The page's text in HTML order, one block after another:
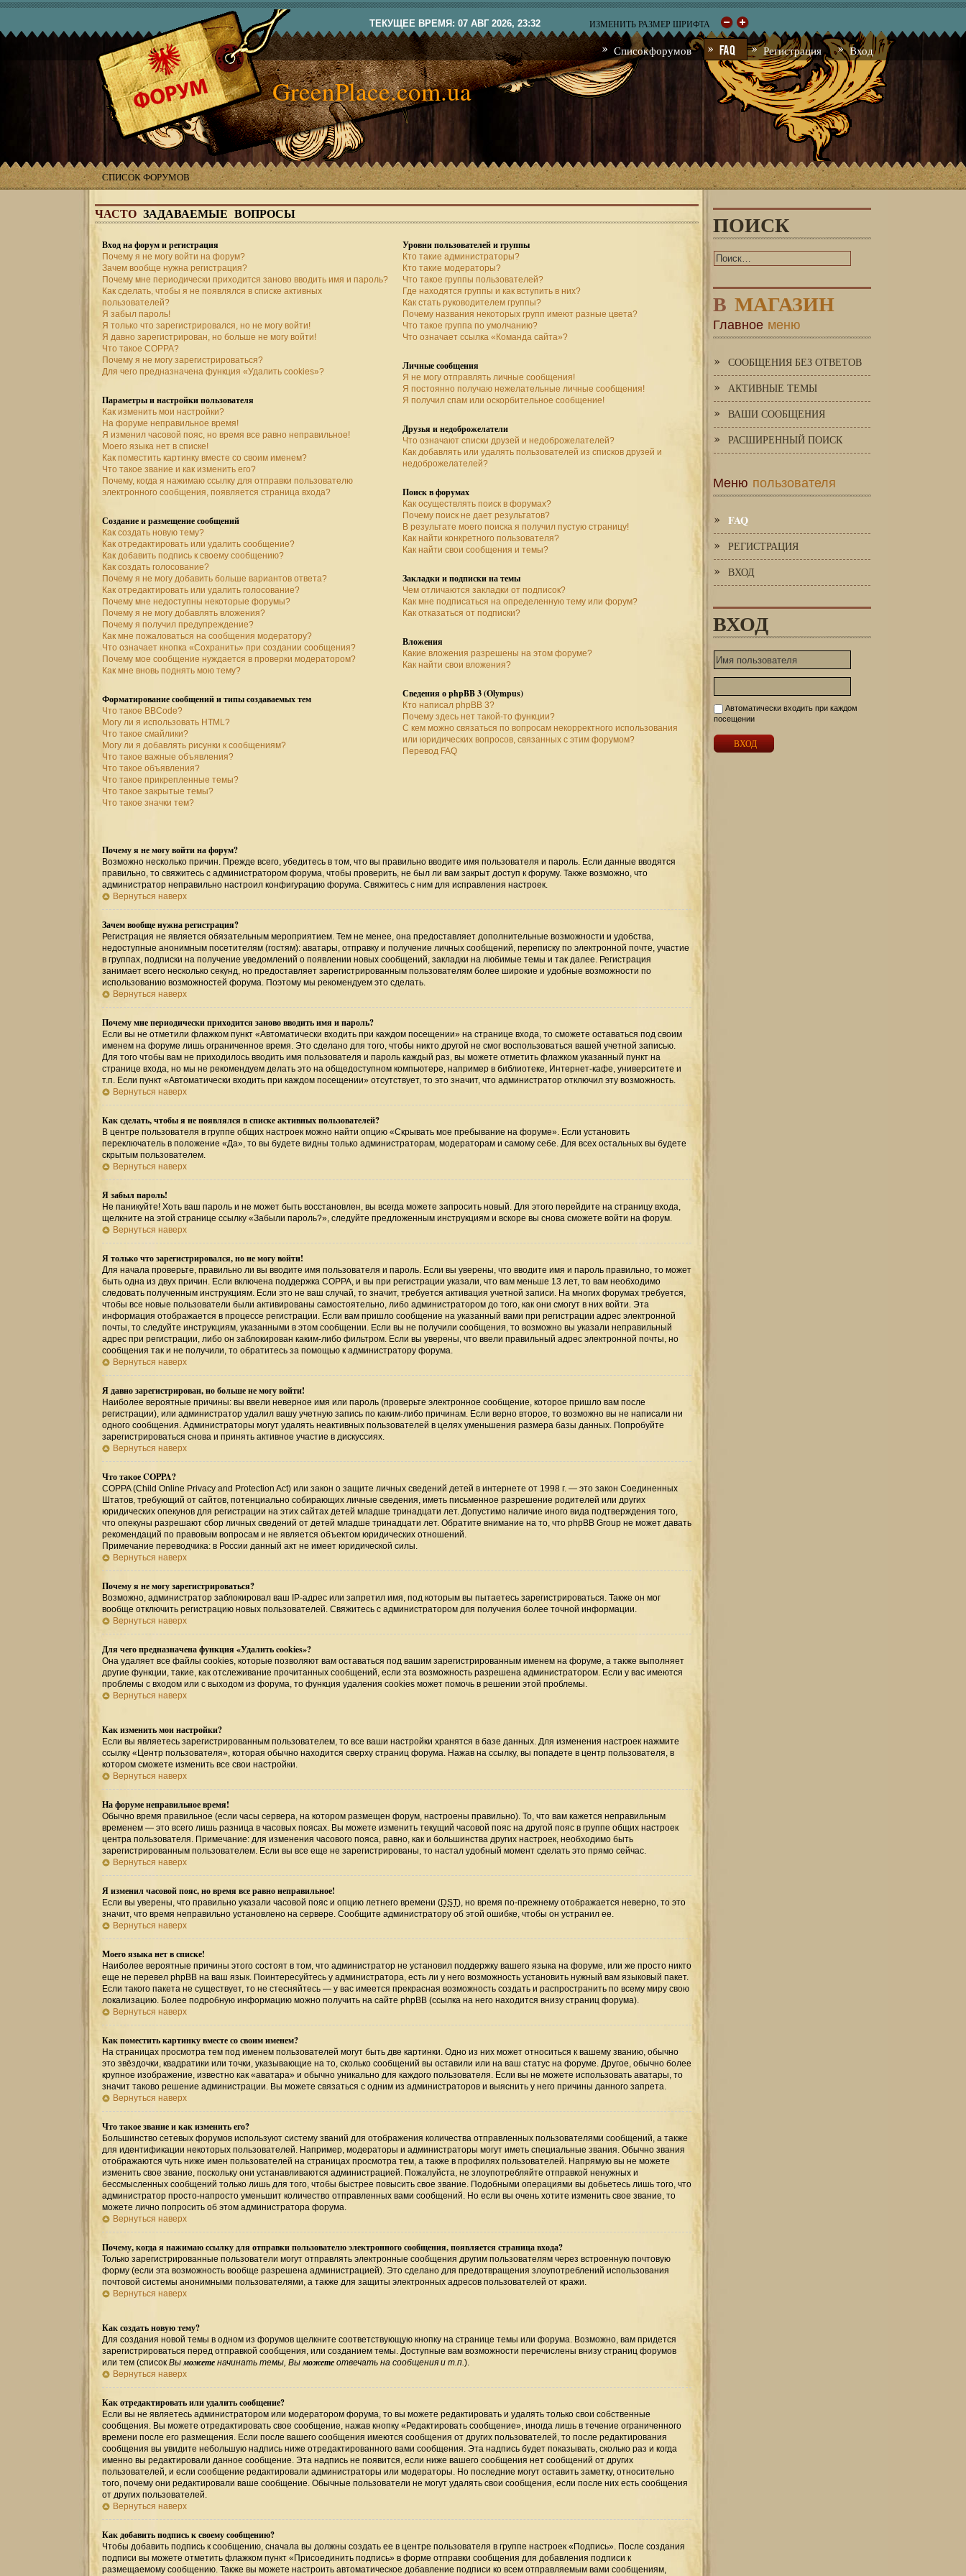
ТЕКУЩЕЕ ВРЕМЯ: 07 АВГ 2026, 23:32 ИЗМЕНИТЬ РАЗМЕР ШРИФТА
Список форумов FAQ Регистрация Вход
GreenPlace.com.ua
СПИСОК ФОРУМОВ
ЧАСТО ЗАДАВАЕМЫЕ ВОПРОСЫ
Вход на форум и регистрация
Почему я не могу войти на форум?
Зачем вообще нужна регистрация?
Почему мне периодически приходится заново вводить имя и пароль?
Как сделать, чтобы я не появлялся в списке активных
пользователей?
Я забыл пароль!
Я только что зарегистрировался, но не могу войти!
Я давно зарегистрирован, но больше не могу войти!
Что такое COPPA?
Почему я не могу зарегистрироваться?
Для чего предназначена функция «Удалить cookies»?
Параметры и настройки пользователя
Как изменить мои настройки?
На форуме неправильное время!
Я изменил часовой пояс, но время все равно неправильное!
Моего языка нет в списке!
Как поместить картинку вместе со своим именем?
Что такое звание и как изменить его?
Почему, когда я нажимаю ссылку для отправки пользователю
электронного сообщения, появляется страница входа?
Создание и размещение сообщений
Как создать новую тему?
Как отредактировать или удалить сообщение?
Как добавить подпись к своему сообщению?
Как создать голосование?
Почему я не могу добавить больше вариантов ответа?
Как отредактировать или удалить голосование?
Почему мне недоступны некоторые форумы?
Почему я не могу добавлять вложения?
Почему я получил предупреждение?
Как мне пожаловаться на сообщения модератору?
Что означает кнопка «Сохранить» при создании сообщения?
Почему мое сообщение нуждается в проверки модератором?
Как мне вновь поднять мою тему?
Форматирование сообщений и типы создаваемых тем
Что такое BBCode?
Могу ли я использовать HTML?
Что такое смайлики?
Могу ли я добавлять рисунки к сообщениям?
Что такое важные объявления?
Что такое объявления?
Что такое прикрепленные темы?
Что такое закрытые темы?
Что такое значки тем?
Уровни пользователей и группы
Кто такие администраторы?
Кто такие модераторы?
Что такое группы пользователей?
Где находятся группы и как вступить в них?
Как стать руководителем группы?
Почему названия некоторых групп имеют разные цвета?
Что такое группа по умолчанию?
Что означает ссылка «Команда сайта»?
Личные сообщения
Я не могу отправлять личные сообщения!
Я постоянно получаю нежелательные личные сообщения!
Я получил спам или оскорбительное сообщение!
Друзья и недоброжелатели
Что означают списки друзей и недоброжелателей?
Как добавлять или удалять пользователей из списков друзей и
недоброжелателей?
Поиск в форумах
Как осуществлять поиск в форумах?
Почему поиск не дает результатов?
В результате моего поиска я получил пустую страницу!
Как найти конкретного пользователя?
Как найти свои сообщения и темы?
Закладки и подписки на темы
Чем отличаются закладки от подписок?
Как мне подписаться на определенную тему или форум?
Как отказаться от подписки?
Вложения
Какие вложения разрешены на этом форуме?
Как найти свои вложения?
Сведения о phpBB 3 (Olympus)
Кто написал phpBB 3?
Почему здесь нет такой-то функции?
С кем можно связаться по вопросам некорректного использования
или юридических вопросов, связанных с этим форумом?
Перевод FAQ
Почему я не могу войти на форум?
Возможно несколько причин. Прежде всего, убедитесь в том, что вы правильно вводите имя пользователя и пароль. Если данные вводятся
правильно, то свяжитесь с администратором форума, чтобы проверить, не был ли вам закрыт доступ к форуму. Также возможно, что
администратор неправильно настроил конфигурацию форума. Свяжитесь с ним для исправления настроек.
Вернуться наверх
Зачем вообще нужна регистрация?
Регистрация не является обязательным мероприятием. Тем не менее, она предоставляет дополнительные возможности и удобства,
недоступные анонимным посетителям (гостям): аватары, отправку и получение личных сообщений, переписку по электронной почте, участие
в группах, подписки на получение уведомлений о появлении новых сообщений, закладки на любимые темы и так далее. Регистрация
занимает всего несколько секунд, но предоставляет зарегистрированным пользователям более широкие и удобные возможности по
использованию возможностей форума. Поэтому мы рекомендуем это сделать.
Вернуться наверх
Почему мне периодически приходится заново вводить имя и пароль?
Если вы не отметили флажком пункт «Автоматически входить при каждом посещении» на странице входа, то сможете оставаться под своим
именем на форуме лишь ограниченное время. Это сделано для того, чтобы никто другой не смог воспользоваться вашей учетной записью.
Для того чтобы вам не приходилось вводить имя пользователя и пароль каждый раз, вы можете отметить флажком указанный пункт на
странице входа, но мы не рекомендуем делать это на общедоступном компьютере, например в библиотеке, Интернет-кафе, университете и
т.п. Если пункт «Автоматически входить при каждом посещении» отсутствует, то это значит, что администратор отключил эту возможность.
Вернуться наверх
Как сделать, чтобы я не появлялся в списке активных пользователей?
В центре пользователя в группе общих настроек можно найти опцию «Скрывать мое пребывание на форуме». Если установить
переключатель в положение «Да», то вы будете видны только администраторам, модераторам и самому себе. Для всех остальных вы будете
скрытым пользователем.
Вернуться наверх
Я забыл пароль!
Не паникуйте! Хоть ваш пароль и не может быть восстановлен, вы всегда можете запросить новый. Для этого перейдите на страницу входа,
щелкните на этой странице ссылку «Забыли пароль?», следуйте предложенным инструкциям и вскоре вы снова сможете войти на форум.
Вернуться наверх
Я только что зарегистрировался, но не могу войти!
Для начала проверьте, правильно ли вы вводите имя пользователя и пароль. Если вы уверены, что вводите имя и пароль правильно, то может
быть одна из двух причин. Если включена поддержка COPPA, и вы при регистрации указали, что вам меньше 13 лет, то вам необходимо
следовать полученным инструкциям. Если это не ваш случай, то значит, требуется активация учетной записи. На многих форумах требуется,
чтобы все новые пользователи были активированы самостоятельно, либо администратором до того, как они смогут в них войти. Эта
информация отображается в процессе регистрации. Если вам пришло сообщение на указанный вами при регистрации адрес электронной
почты, то следуйте инструкциям, указанными в этом сообщении. Если вы не получили сообщения, то возможно вы указали неправильный
адрес при регистрации, либо он заблокирован каким-либо фильтром. Если вы уверены, что ввели правильный адрес электронной почты, но
сообщения так и не получили, то обратитесь за помощью к администратору форума.
Вернуться наверх
Я давно зарегистрирован, но больше не могу войти!
Наиболее вероятные причины: вы ввели неверное имя или пароль (проверьте электронное сообщение, которое пришло вам после
регистрации), или администратор удалил вашу учетную запись по каким-либо причинам. Если верно второе, то возможно вы не написали ни
одного сообщения. Администраторы могут удалять неактивных пользователей в целях уменьшения размера базы данных. Попробуйте
зарегистрироваться снова и принять активное участие в дискуссиях.
Вернуться наверх
Что такое COPPA?
COPPA (Child Online Privacy and Protection Act) или закон о защите личных сведений детей в интернете от 1998 г. — это закон Соединенных
Штатов, требующий от сайтов, потенциально собирающих личные сведения, иметь письменное разрешение родителей или других
юридических опекунов для регистрации на этих сайтах детей младше тринадцати лет. Допустимо наличие иного вида подтверждения того,
что опекуны разрешают сбор личных сведений от детей младше тринадцати лет. Обратите внимание на то, что phpBB Group не может давать
рекомендаций по правовым вопросам и не является объектом юридических отношений.
Примечание переводчика: в России данный акт не имеет юридической силы.
Вернуться наверх
Почему я не могу зарегистрироваться?
Возможно, администратор заблокировал ваш IP-адрес или запретил имя, под которым вы пытаетесь зарегистрироваться. Также он мог
вообще отключить регистрацию новых пользователей. Свяжитесь с администратором для получения более точной информации.
Вернуться наверх
Для чего предназначена функция «Удалить cookies»?
Она удаляет все файлы cookies, которые позволяют вам оставаться под вашим зарегистрированным именем на форуме, а также выполняет
другие функции, такие, как отслеживание прочитанных сообщений, если эта возможность разрешена администратором. Если у вас имеются
проблемы с входом или с выходом из форума, то функция удаления cookies может помочь в решении этой проблемы.
Вернуться наверх
Как изменить мои настройки?
Если вы являетесь зарегистрированным пользователем, то все ваши настройки хранятся в базе данных. Для изменения настроек нажмите
ссылку «Центр пользователя», которая обычно находится сверху страниц форума. Нажав на ссылку, вы попадете в центр пользователя, в
котором сможете изменить все свои настройки.
Вернуться наверх
На форуме неправильное время!
Обычно время правильное (если часы сервера, на котором размещен форум, настроены правильно). То, что вам кажется неправильным
временем — это всего лишь разница в часовых поясах. Вы можете изменить текущий часовой пояс на другой пояс в группе общих настроек
центра пользователя. Примечание: для изменения часового пояса, равно, как и большинства других настроек, необходимо быть
зарегистрированным пользователем. Если вы все еще не зарегистрированы, то настал удобный момент сделать это прямо сейчас.
Вернуться наверх
Я изменил часовой пояс, но время все равно неправильное!
Если вы уверены, что правильно указали часовой пояс и опцию летнего времени (DST), но время по-прежнему отображается неверно, то это
значит, что время неправильно установлено на сервере. Сообщите администратору об этой ошибке, чтобы он устранил ее.
Вернуться наверх
Моего языка нет в списке!
Наиболее вероятные причины этого состоят в том, что администратор не установил поддержку вашего языка на форуме, или же просто никто
еще не перевел phpBB на ваш язык. Поинтересуйтесь у администратора, есть ли у него возможность установить нужный вам языковый пакет.
Если такого пакета не существует, то не стесняйтесь — у вас имеется прекрасная возможность создать и распространить по всему миру свою
локализацию. Более подробную информацию можно получить на сайте phpBB (ссылка на него находится внизу страниц форума).
Вернуться наверх
Как поместить картинку вместе со своим именем?
На страницах просмотра тем под именем пользователей могут быть две картинки. Одно из них может относиться к вашему званию, обычно
это звёздочки, квадратики или точки, указывающие на то, сколько сообщений вы оставили или на ваш статус на форуме. Другое, обычно более
крупное изображение, известно как «аватара» и обычно уникально для каждого пользователя. Если вы не можете использовать аватары, то
значит таково решение администрации. Вы можете связаться с одним из администраторов и выяснить у него причины данного запрета.
Вернуться наверх
Что такое звание и как изменить его?
Большинство сетевых форумов используют систему званий для отображения количества отправленных пользователями сообщений, а также
для идентификации некоторых пользователей. Например, модераторы и администраторы могут иметь специальные звания. Обычно звания
отображаются чуть ниже имен пользователей на страницах просмотра тем, а также в профилях пользователей. Напрямую вы не можете
изменить свое звание, поскольку они устанавливаются администрацией. Пожалуйста, не злоупотребляйте отправкой ненужных и
бессмысленных сообщений только лишь для того, чтобы быстрее повысить свое звание. Подобными операциями вы добьетесь лишь того, что
администратор просто-напросто уменьшит количество отправленных вами сообщений. Но если вы очень хотите изменить свое звание, то
можете лично попросить об этом администратора форума.
Вернуться наверх
Почему, когда я нажимаю ссылку для отправки пользователю электронного сообщения, появляется страница входа?
Только зарегистрированные пользователи могут отправлять электронные сообщения другим пользователям через встроенную почтовую
форму (если эта возможность вообще разрешена администрацией). Это сделано для предотвращения злоупотреблений использования
почтовой системы анонимными пользователями, а также для защиты электронных адресов пользователей от кражи.
Вернуться наверх
Как создать новую тему?
Для создания новой темы в одном из форумов щелкните соответствующую кнопку на странице темы или форума. Возможно, вам придется
зарегистрироваться перед отправкой сообщения, или созданием темы. Доступные вам возможности перечислены внизу страниц форумов
или тем (список Выможете начинать темы, Выможете отвечать на сообщения и т.п.).
Вернуться наверх
Как отредактировать или удалить сообщение?
Если вы не являетесь администратором или модератором форума, то вы можете редактировать и удалять только свои собственные
сообщения. Вы можете отредактировать свое сообщение, нажав кнопку «Редактировать сообщение», иногда лишь в течение ограниченного
времени после его размещения. Если после вашего сообщения имеются сообщения от других пользователей, то после редактирования
сообщения вы увидите небольшую надпись ниже отредактированного вами сообщения. Эта надпись будет показывать, сколько раз и когда
именно вы редактировали данное сообщение. Эта надпись не появится, если ниже вашего сообщения нет сообщений от других
пользователей, и если сообщение редактировали администраторы или модераторы. Но последние могут оставить заметку, относительно
того, почему они редактировали ваше сообщение. Обычные пользователи не могут удалять свои сообщения, если после них есть сообщения
от других пользователей.
Вернуться наверх
Как добавить подпись к своему сообщению?
Чтобы добавить подпись к сообщению, сначала вы должны создать ее в центре пользователя в группе настроек «Подпись». После создания
подписи вы можете отметить флажком пункт «Присоединить подпись» в форме отправки сообщения для добавления подписи к
размещаемому сообщению. Также вы можете настроить автоматическое добавление подписи ко всем отправляемым вами сообщениям,
ПОИСК
В МАГАЗИН
Главное меню
СООБЩЕНИЯ БЕЗ ОТВЕТОВ
АКТИВНЫЕ ТЕМЫ
ВАШИ СООБЩЕНИЯ
РАСШИРЕННЫЙ ПОИСК
Меню пользователя
FAQ
РЕГИСТРАЦИЯ
ВХОД
ВХОД
Автоматически входить при каждом
посещении